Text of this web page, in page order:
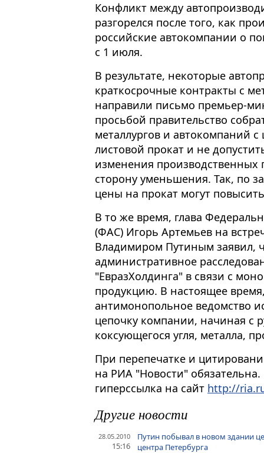
Конфликт между
разгорелся после того, как
российские автокомпании о
с 1 июля.
В результате, некоторые
краткосрочные контракты с
направили письмо премьер-
просьбой правительство
металлургов и автокомпаний
листовой прокат и не
изменения производственных
сторону уменьшения. Так, по
цены на прокат могут
В то же время, глава
(ФАС) Игорь Артемьев на
Владимиром Путиным заявил,
административное
"ЕвразХолдинга" в связи с
продукцию. В настоящее
антимонопольное ведомство
цепочку компании, начиная с
коксующегося угля, металла,
При перепечатке и
на РИА "Новости"
гиперссылка на сайт http://
Другие новости
28.05.2010
15:16
Путин побывал в новом здании
центра Петербурга